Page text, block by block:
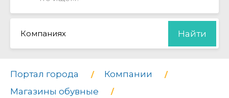
Компаниях Найти
Портал города
Компании
Магазины обувные